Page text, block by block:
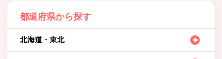
都道府県から探す
北海道・東北